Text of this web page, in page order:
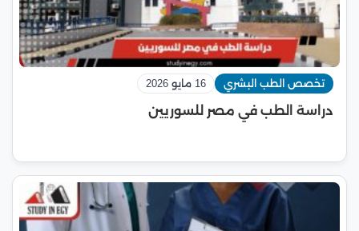
تخصص الطب البشري 16 مايو 2026
دراسة الطب في مصر للسوريين